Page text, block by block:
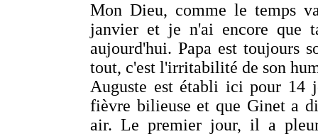
Mon Dieu, comme le temps
janvier et je n'ai encore que
aujourd'hui. Papa est toujours
tout, c'est l'irritabilité de son
Auguste est établi ici pour 14
fièvre bilieuse et que Ginet a
air. Le premier jour, il a